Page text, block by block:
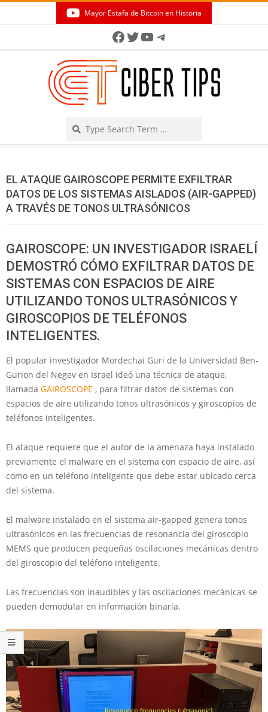
Mayor Estafa de Bitcoin en Historia
Facebook
Twitter
YouTube
Telegram
EL ATAQUE GAIROSCOPE PERMITE EXFILTRAR
DATOS DE LOS SISTEMAS AISLADOS (AIR-GAPPED)
A TRAVÉS DE TONOS ULTRASÓNICOS
GAIROSCOPE: UN INVESTIGADOR ISRAELÍ
DEMOSTRÓ CÓMO EXFILTRAR DATOS DE
SISTEMAS CON ESPACIOS DE AIRE
UTILIZANDO TONOS ULTRASÓNICOS Y
GIROSCOPIOS DE TELÉFONOS
INTELIGENTES.
El popular investigador Mordechai Guri de la Universidad Ben-
Gurion del Negev en Israel ideó una técnica de ataque,
llamada GAIROSCOPE , para filtrar datos de sistemas con
espacios de aire utilizando tonos ultrasónicos y giroscopios de
teléfonos inteligentes.
El ataque requiere que el autor de la amenaza haya instalado
previamente el malware en el sistema con espacio de aire, así
como en un teléfono inteligente que debe estar ubicado cerca
del sistema.
El malware instalado en el sistema air-gapped genera tonos
ultrasónicos en las frecuencias de resonancia del giroscopio
MEMS que producen pequeñas oscilaciones mecánicas dentro
del giroscopio del teléfono inteligente.
Las frecuencias son inaudibles y las oscilaciones mecánicas se
pueden demodular en información binaria.